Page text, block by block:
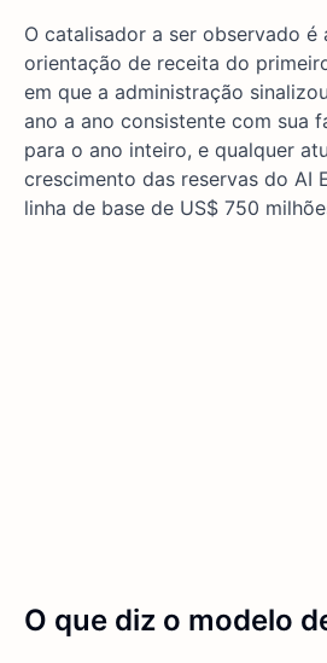
O catalisador a ser observado é
orientação de receita do
em que a administração
ano a ano consistente com sua
para o ano inteiro, e qualquer
crescimento das reservas do AI
linha de base de US$ 750
O que diz o modelo